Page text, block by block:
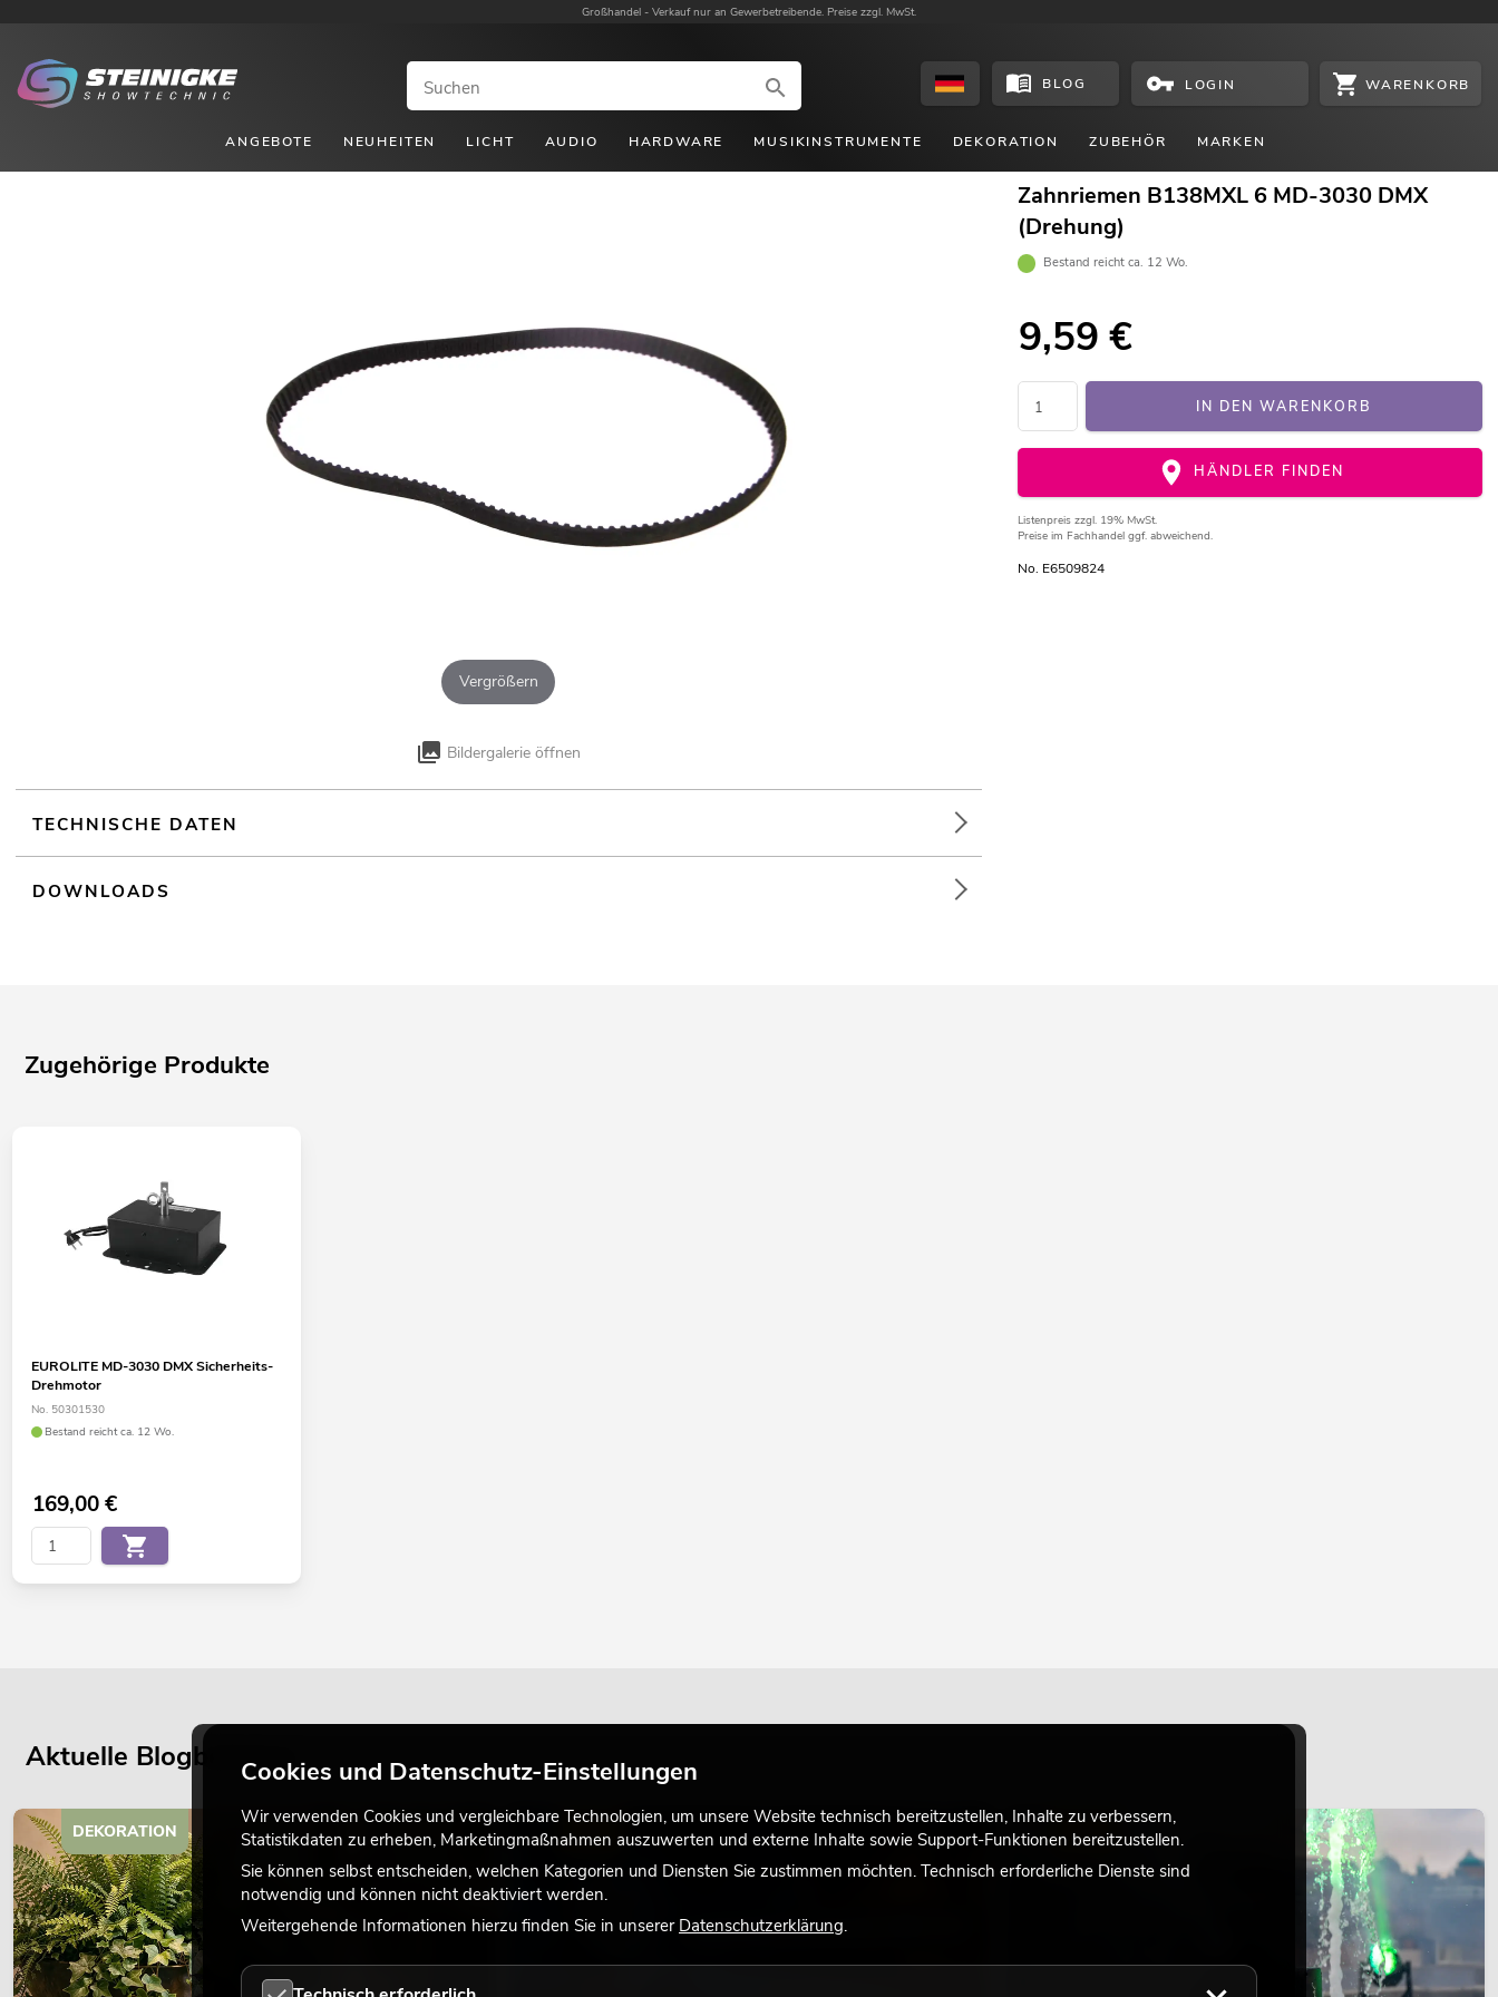
Großhandel - Verkauf nur an Gewerbetreibende. Preise zzgl. MwSt.
BLOG LOGIN WARENKORB
ANGEBOTE NEUHEITEN LICHT AUDIO HARDWARE MUSIKINSTRUMENTE DEKORATION ZUBEHÖR MARKEN
Vergrößern
Bildergalerie öffnen
Zahnriemen B138MXL 6 MD-3030 DMX
(Drehung)
Bestand reicht ca. 12 Wo.
9,59 €
IN DEN WARENKORB
HÄNDLER FINDEN
Listenpreis zzgl. 19% MwSt.
Preise im Fachhandel ggf. abweichend.
No. E6509824
TECHNISCHE DATEN
DOWNLOADS
Zugehörige Produkte
EUROLITE MD-3030 DMX Sicherheits-
Drehmotor
No. 50301530
Bestand reicht ca. 12 Wo.
169,00€
Aktuelle Blogbeiträge
DEKORATION LICHT LICHT
Cookies und Datenschutz-Einstellungen
Wir verwenden Cookies und vergleichbare Technologien, um unsere Website technisch bereitzustellen, Inhalte zu verbessern,
Statistikdaten zu erheben, Marketingmaßnahmen auszuwerten und externe Inhalte sowie Support-Funktionen bereitzustellen.
Sie können selbst entscheiden, welchen Kategorien und Diensten Sie zustimmen möchten. Technisch erforderliche Dienste sind
notwendig und können nicht deaktiviert werden.
Weitergehende Informationen hierzu finden Sie in unserer Datenschutzerklärung.